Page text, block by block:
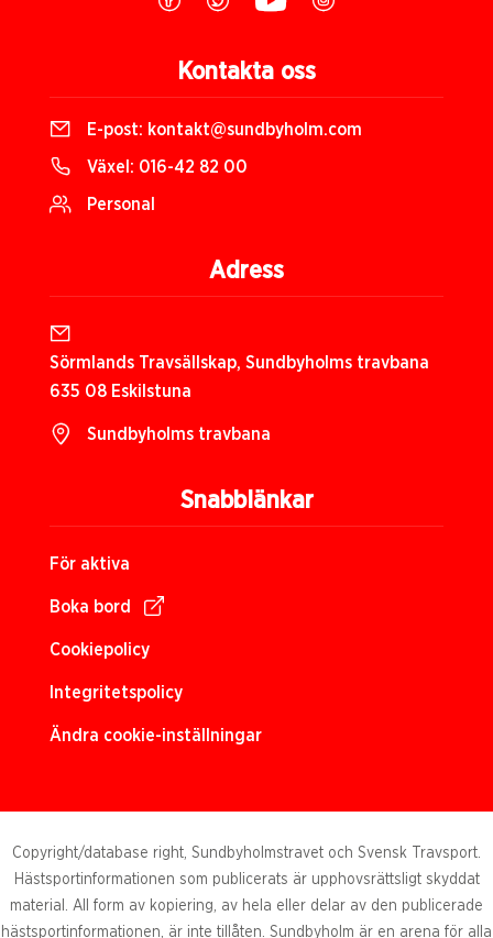
Snabblänkar
För aktiva
Boka bord
Cookiepolicy
Integritetspolicy
Ändra cookie-inställningar
Kontakta oss
E-post: kontakt@sundbyholm.com
Växel: 016-42 82 00
Personal
Adress
Sörmlands Travsällskap, Sundbyholms travbana
635 08 Eskilstuna
Sundbyholms travbana
Copyright/database right, Sundbyholmstravet och Svensk Travsport.
Hästsportinformationen som publicerats är upphovsrättsligt skyddat
material. All form av kopiering, av hela eller delar av den publicerade
hästsportinformationen, är inte tillåten. Sundbyholm är en arena för alla